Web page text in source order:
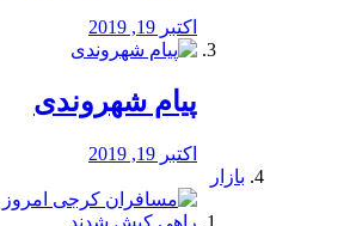
اکتبر 19, 2019
پیام شهروندی
اکتبر 19, 2019
بازار